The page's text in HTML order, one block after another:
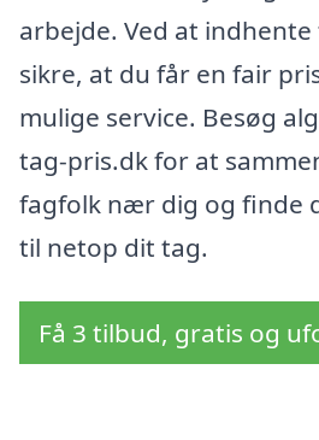
arbejde. Ved at
sikre, at du får en fair
mulige service. Besøg
tag-pris.dk for at
fagfolk nær dig og finde
til netop dit tag.
Få 3 tilbud, gratis og